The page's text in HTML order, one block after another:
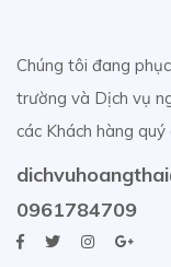
Chúng tôi đang
trường và Dịch vụ
các Khách hàng
0961784709